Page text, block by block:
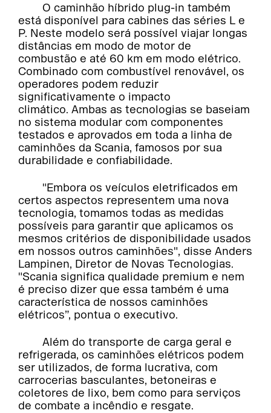
O caminhão híbrido plug-in também
está disponível para cabines das séries L e
P. Neste modelo será possível viajar longas
distâncias em modo de motor de
combustão e até 60 km em modo elétrico.
Combinado com combustível renovável, os
operadores podem reduzir
significativamente o impacto
climático. Ambas as tecnologias se baseiam
no sistema modular com componentes
testados e aprovados em toda a linha de
caminhões da Scania, famosos por sua
durabilidade e confiabilidade.
"Embora os veículos eletrificados em
certos aspectos representem uma nova
tecnologia, tomamos todas as medidas
possíveis para garantir que aplicamos os
mesmos critérios de disponibilidade usados
em nossos outros caminhões", disse Anders
Lampinen, Diretor de Novas Tecnologias.
"Scania significa qualidade premium e nem
é preciso dizer que essa também é uma
característica de nossos caminhões
elétricos”, pontua o executivo.
Além do transporte de carga geral e
refrigerada, os caminhões elétricos podem
ser utilizados, de forma lucrativa, com
carrocerias basculantes, betoneiras e
coletores de lixo, bem como para serviços
de combate a incêndio e resgate.